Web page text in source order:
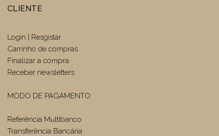
CLIENTE
Login | Resgistar
Carrinho de compras
Finalizar a compra
Receber newsletters
MODO DE PAGAMENTO
Referência Multibanco
Transferência Bancária